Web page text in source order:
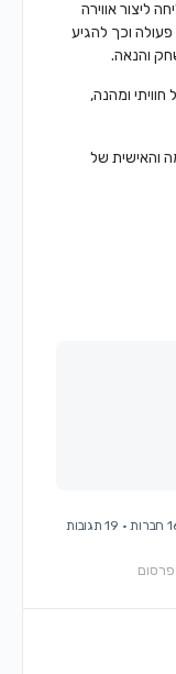
ליצור אווירה
וכך להגיע
והנאה.
ומהנה,
והאישית של
· 19 תגובות
פרסום